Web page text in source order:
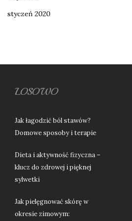
styczeń 2020
LOSOWO
Jak łagodzić ból stawów?
Domowe sposoby i terapie
Dieta i aktywność fizyczna –
klucz do zdrowej i pięknej
sylwetki
Jak pielęgnować skórę w
okresie zimowym: